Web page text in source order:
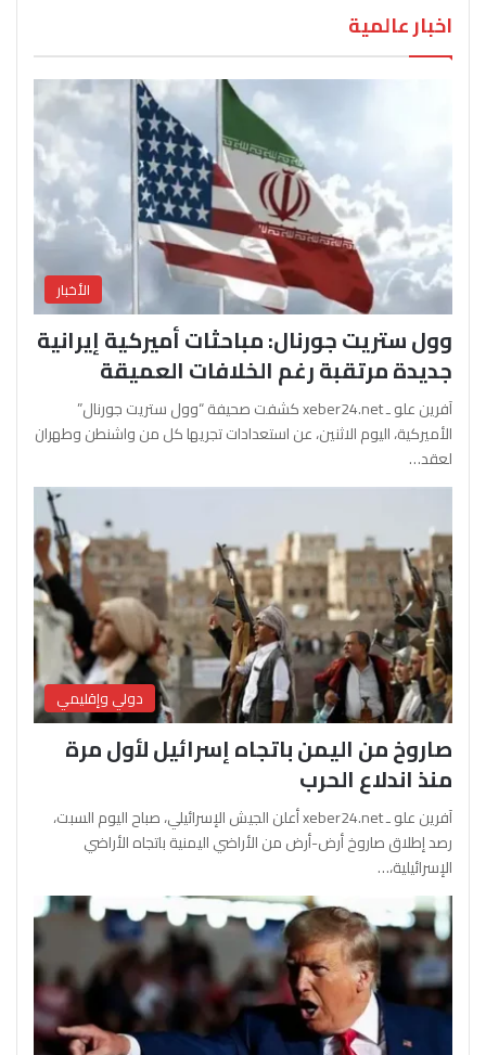
اخبار عالمية
الأخبار
وول ستريت جورنال: مباحثات أميركية إيرانية
جديدة مرتقبة رغم الخلافات العميقة
آفرين علو ـ xeber24.net كشفت صحيفة “وول ستريت جورنال”
الأميركية، اليوم الاثنين، عن استعدادات تجريها كل من واشنطن وطهران
لعقد…
دولي وإقليمي
صاروخ من اليمن باتجاه إسرائيل لأول مرة
منذ اندلاع الحرب
آفرين علو ـ xeber24.net أعلن الجيش الإسرائيلي، صباح اليوم السبت،
رصد إطلاق صاروخ أرض-أرض من الأراضي اليمنية باتجاه الأراضي
الإسرائيلية،…